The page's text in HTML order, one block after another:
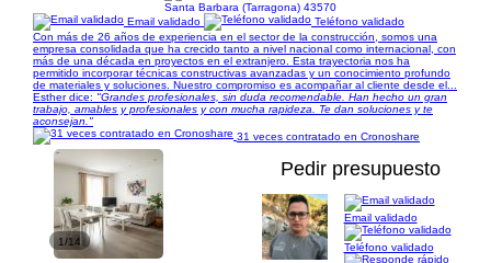
Santa Barbara (Tarragona) 43570
Email validado
Teléfono validado
Con más de 26 años de experiencia en el sector de la construcción, somos una
empresa consolidada que ha crecido tanto a nivel nacional como internacional, con
más de una década en proyectos en el extranjero. Esta trayectoria nos ha
permitido incorporar técnicas constructivas avanzadas y un conocimiento profundo
de materiales y soluciones. Nuestro compromiso es acompañar al cliente desde el...
Esther dice: "Grandes profesionales, sin duda recomendable. Han hecho un gran
trabajo, amables y profesionales y con mucha rapideza. Te dan soluciones y te
aconsejan."
31 veces contratado en Cronoshare
1/14
Pedir presupuesto
Email validado
Teléfono validado